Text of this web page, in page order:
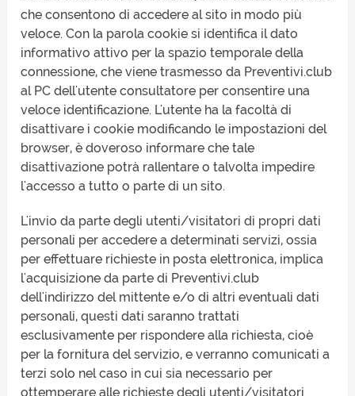
che consentono di accedere al sito in modo più
veloce. Con la parola cookie si identifica il dato
informativo attivo per la spazio temporale della
connessione, che viene trasmesso da Preventivi.club
al PC dell'utente consultatore per consentire una
veloce identificazione. L'utente ha la facoltà di
disattivare i cookie modificando le impostazioni del
browser, è doveroso informare che tale
disattivazione potrà rallentare o talvolta impedire
l'accesso a tutto o parte di un sito.
L'invio da parte degli utenti/visitatori di propri dati
personali per accedere a determinati servizi, ossia
per effettuare richieste in posta elettronica, implica
l'acquisizione da parte di Preventivi.club
dell'indirizzo del mittente e/o di altri eventuali dati
personali, questi dati saranno trattati
esclusivamente per rispondere alla richiesta, cioè
per la fornitura del servizio, e verranno comunicati a
terzi solo nel caso in cui sia necessario per
ottemperare alle richieste degli utenti/visitatori